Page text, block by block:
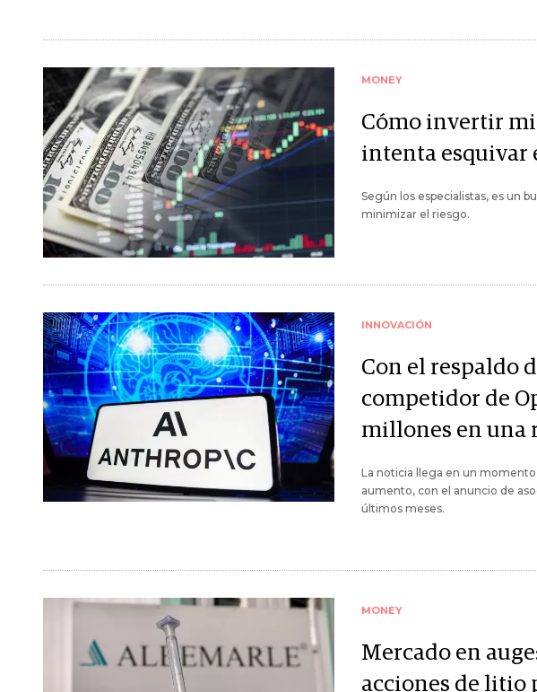
MONEY
Cómo invertir
intenta esquivar
Según los especialistas, es un
minimizar el riesgo.
INNOVACIÓN
Con el respaldo
competidor de
millones en una
La noticia llega en un
aumento, con el anuncio de
últimos meses.
MONEY
Mercado en
acciones de litio